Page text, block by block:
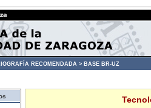
RECOMENDADA > BASE BR-UZ